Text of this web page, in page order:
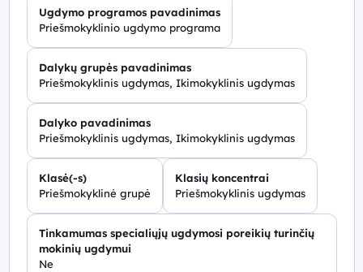
Ugdymo programos pavadinimas
Priešmokyklinio ugdymo programa
Dalykų grupės pavadinimas
Priešmokyklinis ugdymas, Ikimokyklinis ugdymas
Dalyko pavadinimas
Priešmokyklinis ugdymas, Ikimokyklinis ugdymas
Klasė(-s)
Priešmokyklinė grupė
Klasių koncentrai
Priešmokyklinis ugdymas
Tinkamumas specialiųjų ugdymosi poreikių turinčių
mokinių ugdymui
Ne